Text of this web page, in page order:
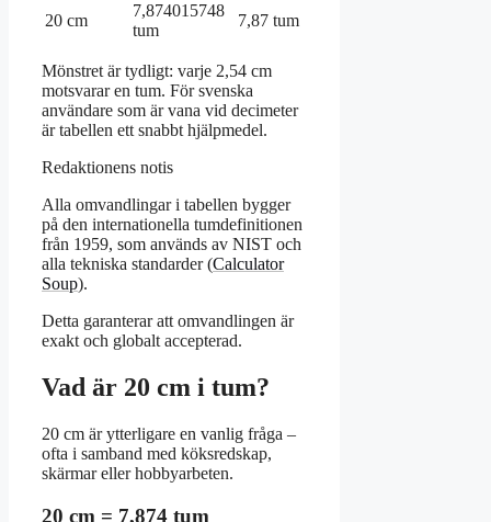
20 cm
7,874015748
tum
7,87 tum
Mönstret är tydligt: varje 2,54 cm
motsvarar en tum. För svenska
användare som är vana vid decimeter
är tabellen ett snabbt hjälpmedel.
Redaktionens notis
Alla omvandlingar i tabellen bygger
på den internationella tumdefinitionen
från 1959, som används av NIST och
alla tekniska standarder (Calculator
Soup).
Detta garanterar att omvandlingen är
exakt och globalt accepterad.
Vad är 20 cm i tum?
20 cm är ytterligare en vanlig fråga –
ofta i samband med köksredskap,
skärmar eller hobbyarbeten.
20 cm = 7,874 tum